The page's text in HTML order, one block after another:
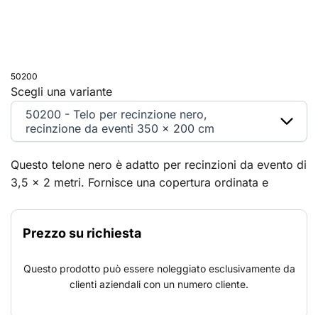
50200
Questo telone nero è adatto per recinzioni da evento di
3,5 x 2 metri. Fornisce una copertura ordinata e
aree delimitate. Il design neutro lo rende adatto a vari
contesti, dagli eventi aziendali ai cantieri temporanei. Il
pratica per schermare la vista o creare zone tranquille
in ambienti affollati.
Prezzo su richiesta
Questo prodotto può essere noleggiato esclusivamente da
clienti aziendali con un numero cliente.
Scegli una variante
50200 - Telo per recinzione nero,
recinzione da eventi 350 x 200 cm